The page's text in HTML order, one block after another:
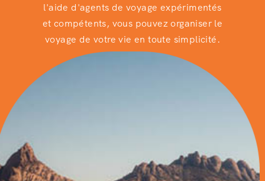
l'aide d'agents de voyage expérimentés
et compétents, vous pouvez organiser le
voyage de votre vie en toute simplicité.